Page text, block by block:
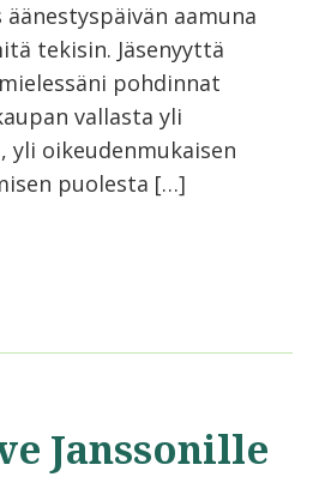
aamuna
tekisin. Jäsenyyttä
pohdinnat
vallasta yli
yli oikeudenmukaisen
puolesta […]
Janssonille